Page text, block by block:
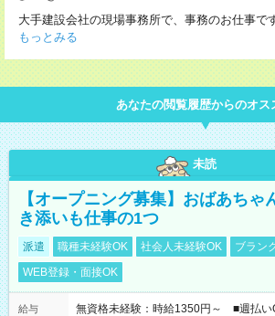
大手建設会社の現場事務所で、事務のお仕事で
もっとみる
あなたの閲覧履歴からのオス
未読
【オープニング募集】おばあちゃ
き添いも仕事の1つ
派遣 職種未経験OK 社会人未経験OK
ブラン
WEB登録・面接OK
給与
無資格未経験：時給1350円～ ■週払